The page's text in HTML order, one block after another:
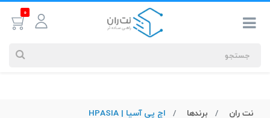
0
جستجوهای
نت ران برندها اچ پی آسیا | HPASIA